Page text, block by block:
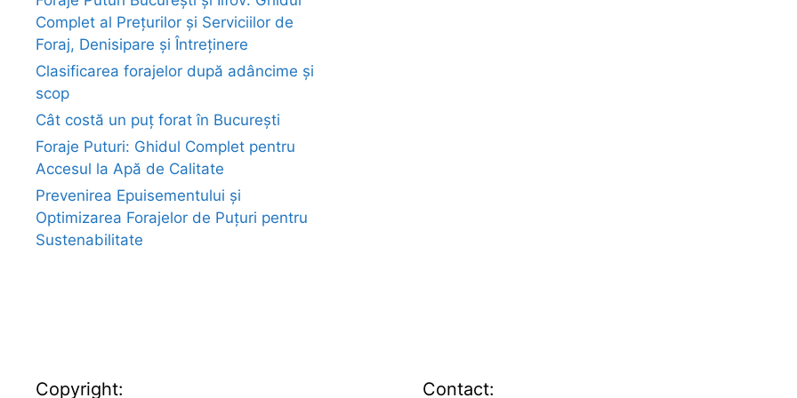
Complet al Prețurilor și Serviciilor de
Foraj, Denisipare și Întreținere
Clasificarea forajelor după adâncime și
scop
Cât costă un puț forat în București
Foraje Puturi: Ghidul Complet pentru
Accesul la Apă de Calitate
Prevenirea Epuisementului și
Optimizarea Forajelor de Puțuri pentru
Sustenabilitate
Copyright: Contact: